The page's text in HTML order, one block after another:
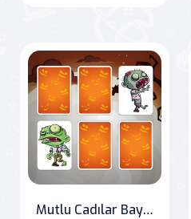
Mutlu Cadılar Bayramı Hafıza